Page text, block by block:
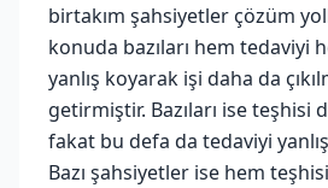
birtakım şahsiyetler çözüm
konuda bazıları hem tedaviyi
yanlış koyarak işi daha da
getirmiştir. Bazıları ise teşhisi
fakat bu defa da tedaviyi
Bazı şahsiyetler ise hem